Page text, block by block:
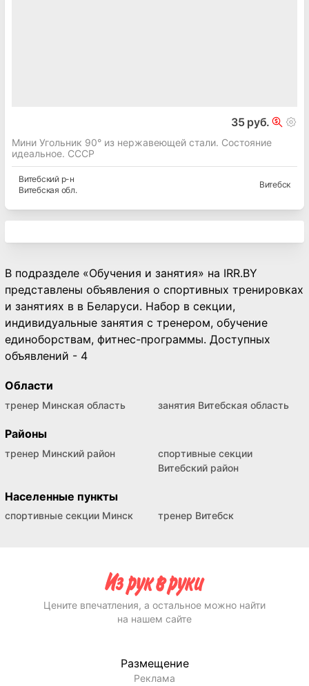
35 руб.
Мини Угольник 90° из нержавеющей стали. Состояние
идеальное. СССР
Витебскийр-н
Витебская обл.
Витебск
В подразделе «Обучения и занятия» на IRR.BY
представлены объявления о спортивных тренировках
и занятиях в в Беларуси. Набор в секции,
индивидуальные занятия с тренером, обучение
единоборствам, фитнес-программы. Доступных
объявлений - 4
Области
тренер Минская область занятия Витебская область
Районы
тренер Минский район
спортивные секции
Витебский район
Населенные пункты
спортивные секции Минск тренер Витебск
Цените впечатления, а остальное можно найти
на нашем сайте
Размещение
Реклама